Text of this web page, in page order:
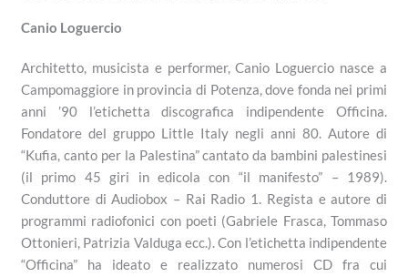
Canio Loguercio
Architetto, musicista e performer, Canio Loguercio nasce a
Campomaggiore in provincia di Potenza, dove fonda nei primi
anni ’90 l’etichetta discografica indipendente Officina.
Fondatore del gruppo Little Italy negli anni 80. Autore di
“Kufia, canto per la Palestina” cantato da bambini palestinesi
(il primo 45 giri in edicola con “il manifesto” – 1989).
Conduttore di Audiobox – Rai Radio 1. Regista e autore di
programmi radiofonici con poeti (Gabriele Frasca, Tommaso
Ottonieri, Patrizia Valduga ecc.). Con l’etichetta indipendente
“Officina” ha ideato e realizzato numerosi CD fra cui